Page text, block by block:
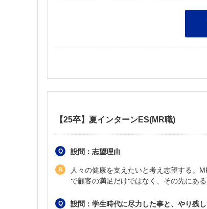
【25卒】夏インターンES(MR職)
設問：志望理由
人々の健康を支えたいと考え志望する。
で顧客の満足だけではなく、その先にあ
設問：学生時代に尽力した事と、やり残